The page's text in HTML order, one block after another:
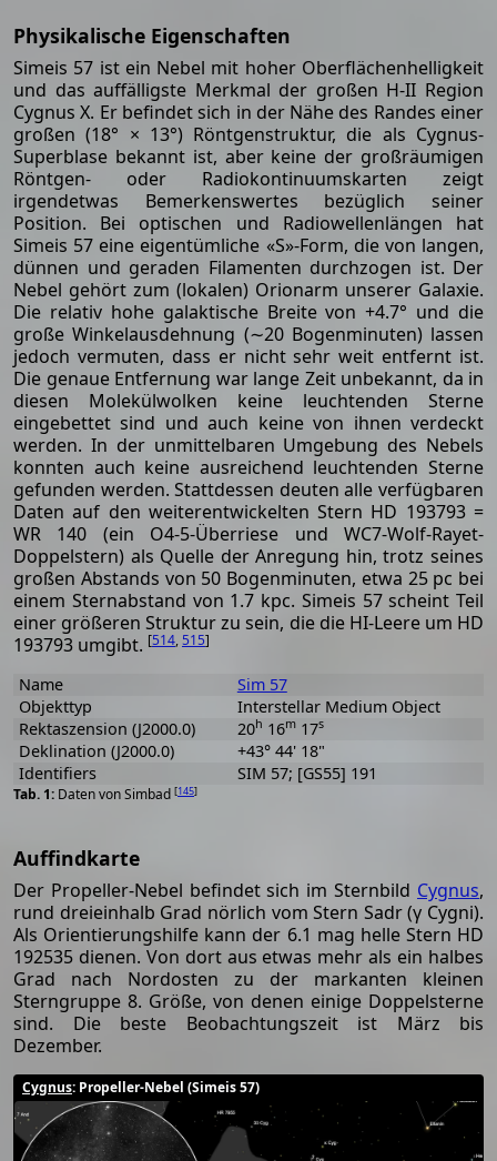
Physikalische Eigenschaften
Simeis 57 ist ein Nebel mit hoher Oberflächenhelligkeit
und das auffälligste Merkmal der großen H-II Region
Cygnus X. Er befindet sich in der Nähe des Randes einer
großen (18° × 13°) Röntgenstruktur, die als Cygnus-
Superblase bekannt ist, aber keine der großräumigen
Röntgen- oder Radiokontinuumskarten zeigt
irgendetwas Bemerkenswertes bezüglich seiner
Position. Bei optischen und Radiowellenlängen hat
Simeis 57 eine eigentümliche «S»-Form, die von langen,
dünnen und geraden Filamenten durchzogen ist. Der
Nebel gehört zum (lokalen) Orionarm unserer Galaxie.
Die relativ hohe galaktische Breite von +4.7° und die
große Winkelausdehnung (∼20 Bogenminuten) lassen
jedoch vermuten, dass er nicht sehr weit entfernt ist.
Die genaue Entfernung war lange Zeit unbekannt, da in
diesen Molekülwolken keine leuchtenden Sterne
eingebettet sind und auch keine von ihnen verdeckt
werden. In der unmittelbaren Umgebung des Nebels
konnten auch keine ausreichend leuchtenden Sterne
gefunden werden. Stattdessen deuten alle verfügbaren
Daten auf den weiterentwickelten Stern HD 193793 =
WR 140 (ein O4-5-Überriese und WC7-Wolf-Rayet-
Doppelstern) als Quelle der Anregung hin, trotz seines
großen Abstands von 50 Bogenminuten, etwa 25 pc bei
einem Sternabstand von 1.7 kpc. Simeis 57 scheint Teil
einer größeren Struktur zu sein, die die HI-Leere um HD
193793 umgibt. [514,515]
Daten von Simbad [145]
Name
Sim 57
Objekttyp
Interstellar Medium Object
Rektaszension (J2000.0)
20h 16m17s
Deklination (J2000.0)
+43° 44' 18"
Identifiers
SIM 57; [GS55] 191
Auffindkarte
Der Propeller-Nebel befindet sich im Sternbild Cygnus,
rund dreieinhalb Grad nörlich vom Stern Sadr (γ Cygni).
Als Orientierungshilfe kann der 6.1 mag helle Stern HD
192535 dienen. Von dort aus etwas mehr als ein halbes
Grad nach Nordosten zu der markanten kleinen
Sterngruppe 8. Größe, von denen einige Doppelsterne
sind. Die beste Beobachtungszeit ist März bis
Dezember.
Cygnus: Propeller-Nebel (Simeis 57)